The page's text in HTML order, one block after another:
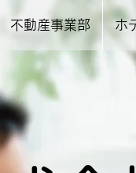
不動産事業部 ホ